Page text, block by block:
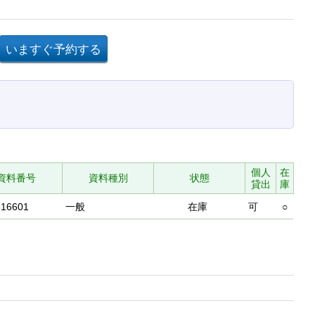
料番号 資料種別 状態
個人
貸出
在
庫
一般 在庫 可 ○